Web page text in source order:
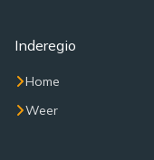
Inderegio
Home
Weer